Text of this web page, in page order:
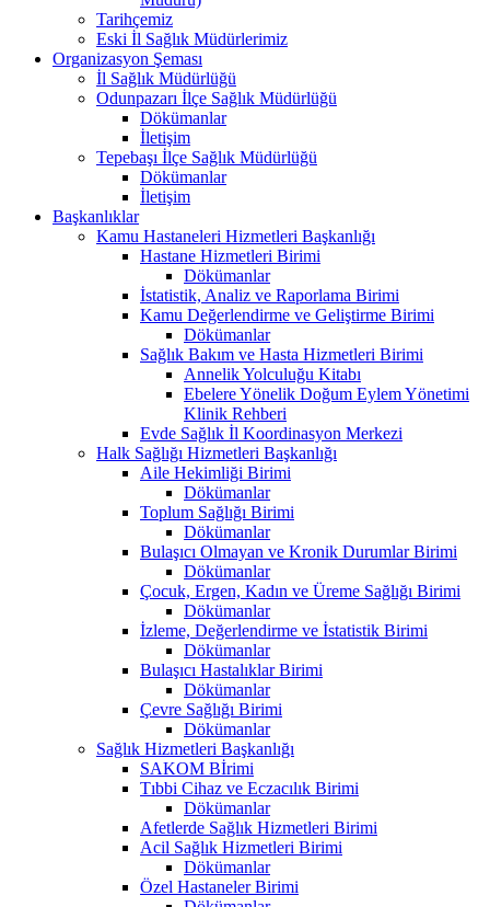
Tarihçemiz
Eski İl Sağlık Müdürlerimiz
Organizasyon Şeması
İl Sağlık Müdürlüğü
Odunpazarı İlçe Sağlık Müdürlüğü
Dökümanlar
İletişim
Tepebaşı İlçe Sağlık Müdürlüğü
Dökümanlar
İletişim
Başkanlıklar
Kamu Hastaneleri Hizmetleri Başkanlığı
Hastane Hizmetleri Birimi
Dökümanlar
İstatistik, Analiz ve Raporlama Birimi
Kamu Değerlendirme ve Geliştirme Birimi
Dökümanlar
Sağlık Bakım ve Hasta Hizmetleri Birimi
Annelik Yolculuğu Kitabı
Ebelere Yönelik Doğum Eylem Yönetimi
Klinik Rehberi
Evde Sağlık İl Koordinasyon Merkezi
Halk Sağlığı Hizmetleri Başkanlığı
Aile Hekimliği Birimi
Dökümanlar
Toplum Sağlığı Birimi
Dökümanlar
Bulaşıcı Olmayan ve Kronik Durumlar Birimi
Dökümanlar
Çocuk, Ergen, Kadın ve Üreme Sağlığı Birimi
Dökümanlar
İzleme, Değerlendirme ve İstatistik Birimi
Dökümanlar
Bulaşıcı Hastalıklar Birimi
Dökümanlar
Çevre Sağlığı Birimi
Dökümanlar
Sağlık Hizmetleri Başkanlığı
SAKOM Bİrimi
Tıbbi Cihaz ve Eczacılık Birimi
Dökümanlar
Afetlerde Sağlık Hizmetleri Birimi
Acil Sağlık Hizmetleri Birimi
Dökümanlar
Özel Hastaneler Birimi